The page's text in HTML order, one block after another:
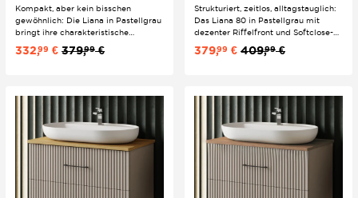
Bügelgriffe
Kompakt, aber kein bisschen
gewöhnlich: Die Liana in Pastellgrau
bringt ihre charakteristische
Metallgriffe auch ins Gästebad. Mit
332,99 € 379,99€
Bügelgriffe
Strukturiert, zeitlos, alltagstauglich:
Das Liana 80 in Pastellgrau mit
dezenter Riffelfront und Softclose-
Bad genauso wie ins
379,99 € 409,99€